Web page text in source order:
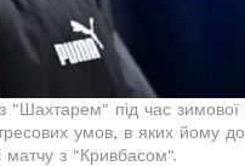
під час зимової
умов, в яких йому
матчу з "Кривбасом".